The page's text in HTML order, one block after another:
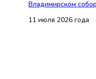
Владимирском
11 июля 2026 года